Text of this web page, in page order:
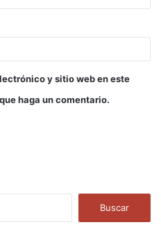
y sitio web en este
haga un comentario.